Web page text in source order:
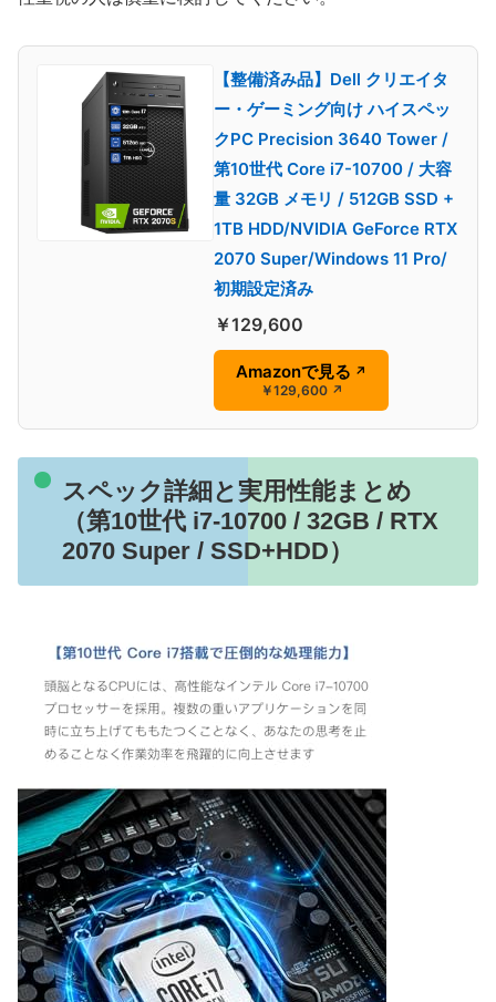
【整備済み品】Dell クリエイタ
ー・ゲーミング向け ハイスペッ
クPC Precision 3640 Tower /
第10世代 Core i7-10700 / 大容
量 32GB メモリ / 512GB SSD +
1TB HDD/NVIDIA GeForce RTX
2070 Super/Windows 11 Pro/
初期設定済み
￥129,600
Amazonで見る ↗
￥129,600 ↗
スペック詳細と実用性能まとめ
（第10世代 i7-10700 / 32GB / RTX
2070 Super / SSD+HDD）